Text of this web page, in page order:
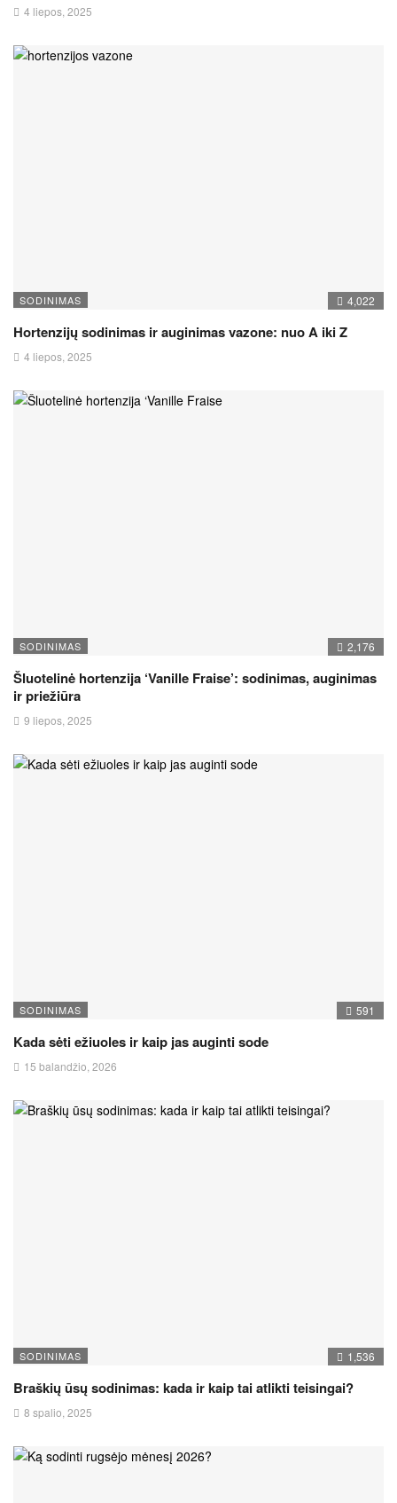
4 liepos, 2025
SODINIMAS 4,022
Hortenzijų sodinimas ir auginimas vazone: nuo A iki Z
4 liepos, 2025
SODINIMAS 2,176
Šluotelinė hortenzija ‘Vanille Fraise’: sodinimas, auginimas
ir priežiūra
9 liepos, 2025
SODINIMAS 591
Kada sėti ežiuoles ir kaip jas auginti sode
15 balandžio, 2026
SODINIMAS 1,536
Braškių ūsų sodinimas: kada ir kaip tai atlikti teisingai?
8 spalio, 2025